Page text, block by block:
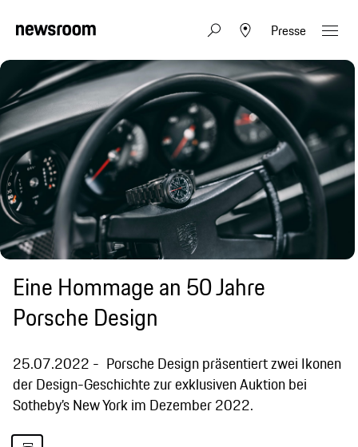
Presse
Eine Hommage an 50 Jahre
Porsche Design
25.07.2022
Porsche Design präsentiert zwei Ikonen
der Design-Geschichte zur exklusiven Auktion bei
Sotheby’s New York im Dezember 2022.